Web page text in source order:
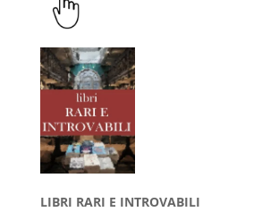
LIBRI RARI E INTROVABILI